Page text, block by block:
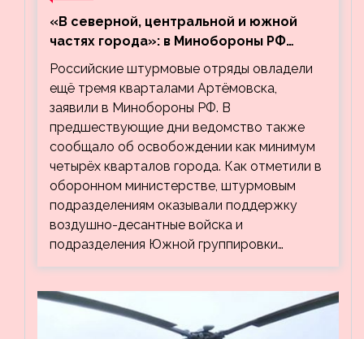
«В северной, центральной и южной
частях города»: в Минобороны РФ
заявили об освобождении ещё трёх
кварталов Артёмовска
Российские штурмовые отряды овладели
ещё тремя кварталами Артёмовска,
заявили в Минобороны РФ. В
предшествующие дни ведомство также
сообщало об освобождении как минимум
четырёх кварталов города. Как отметили в
оборонном министерстве, штурмовым
подразделениям оказывали поддержку
воздушно-десантные войска и
подразделения Южной группировки…